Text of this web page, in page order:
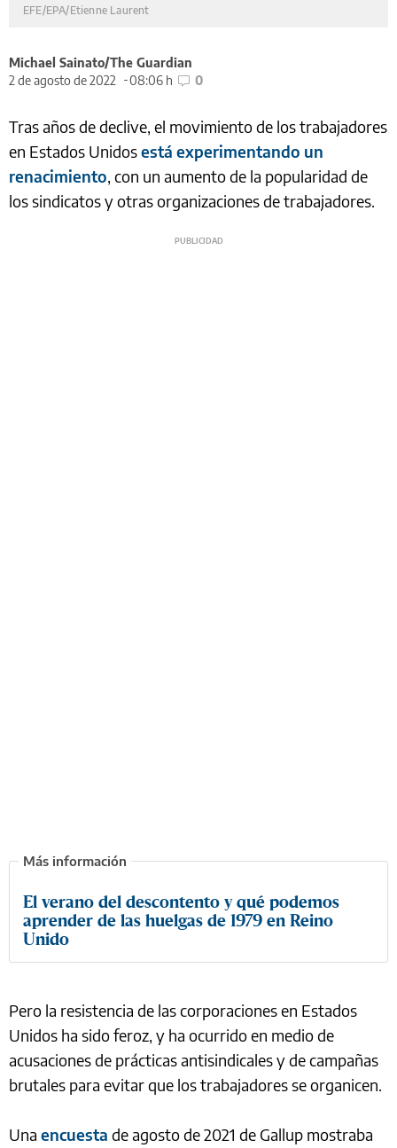
EFE/EPA/Etienne Laurent
Michael Sainato/The Guardian
2 de agosto de 2022
08:06 h 0
Tras años de declive, el movimiento de los trabajadores
en Estados Unidosestá experimentando un
renacimiento, con un aumento de la popularidad de
los sindicatos y otras organizaciones de trabajadores.
El verano del descontento y qué podemos
aprender de las huelgas de 1979 en Reino
Unido
Pero la resistencia de las corporaciones en Estados
Unidos ha sido feroz, y ha ocurrido en medio de
acusaciones de prácticas antisindicales y de campañas
brutales para evitar que los trabajadores se organicen.
Una encuesta de agosto de 2021 de Gallup mostraba